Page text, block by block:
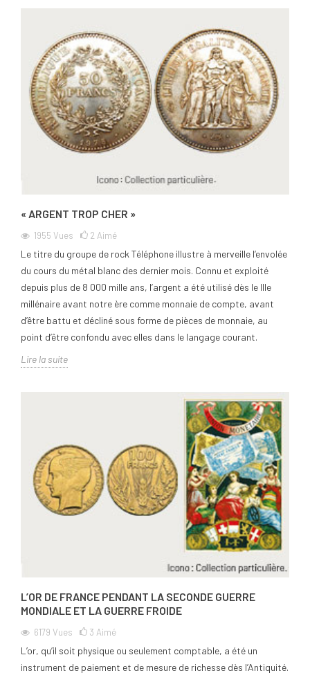
« ARGENT TROP CHER »
1955 Vues 2 Aimé
Le titre du groupe de rock Téléphone illustre à merveille l’envolée
du cours du métal blanc des dernier mois. Connu et exploité
depuis plus de 8 000 mille ans, l’argent a été utilisé dès le IIIe
millénaire avant notre ère comme monnaie de compte, avant
d’être battu et décliné sous forme de pièces de monnaie, au
point d’être confondu avec elles dans le langage courant.
Lire la suite
L’OR DE FRANCE PENDANT LA SECONDE GUERRE
MONDIALE ET LA GUERRE FROIDE
6179 Vues 3 Aimé
L’or, qu’il soit physique ou seulement comptable, a été un
instrument de paiement et de mesure de richesse dès l’Antiquité.